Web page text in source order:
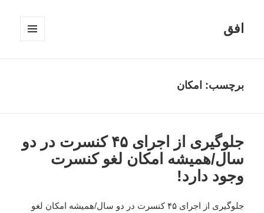
افق
برچسب: امکان
جلوگیری از اجرای ۴۵ کنسرت در دو
سال/همیشه امکان لغو کنسرت
وجود دارد!
جلوگیری از اجرای ۴۵ کنسرت در دو سال/همیشه امکان لغو